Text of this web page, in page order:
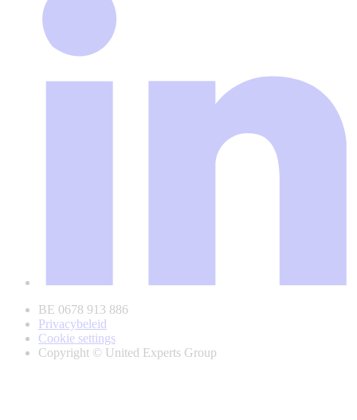
BE 0678 913 886
Privacybeleid
Cookie settings
Copyright © United Experts Group